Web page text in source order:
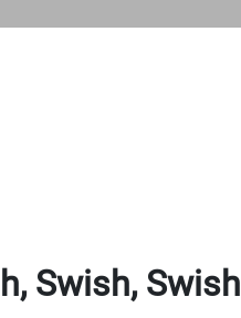
Swish, Swish